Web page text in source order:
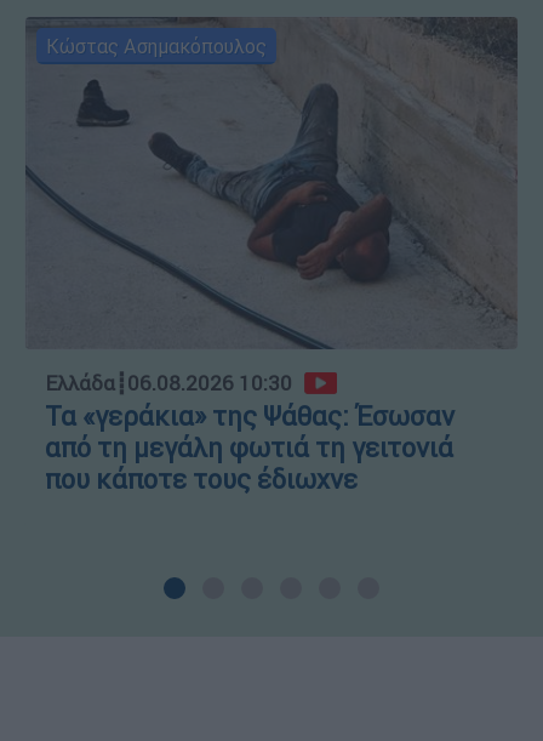
Κώστας Ασημακόπουλος
Ελλάδα┋06.08.2026 10:30
Τα «γεράκια» της Ψάθας: Έσωσαν
από τη μεγάλη φωτιά τη γειτονιά
που κάποτε τους έδιωχνε